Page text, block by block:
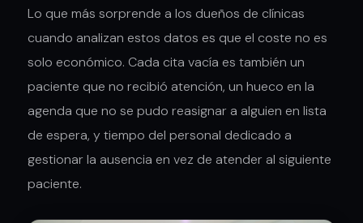
Lo que más sorprende a los dueños de clínicas
cuando analizan estos datos es que el coste no es
solo económico. Cada cita vacía es también un
paciente que no recibió atención, un hueco en la
agenda que no se pudo reasignar a alguien en lista
de espera, y tiempo del personal dedicado a
gestionar la ausencia en vez de atender al siguiente
paciente.